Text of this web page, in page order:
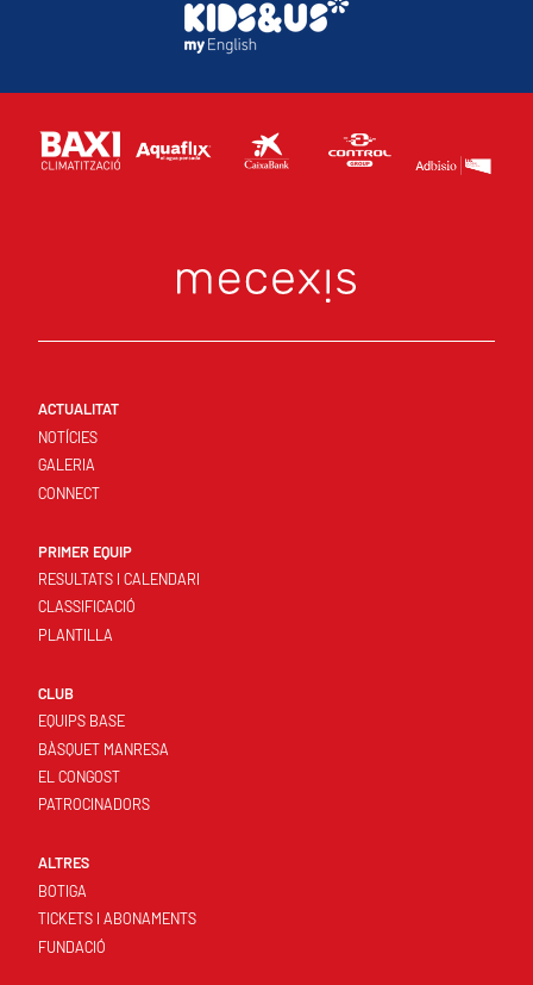
ACTUALITAT
NOTÍCIES
GALERIA
CONNECT
PRIMER EQUIP
RESULTATS I CALENDARI
CLASSIFICACIÓ
PLANTILLA
CLUB
EQUIPS BASE
BÀSQUET MANRESA
EL CONGOST
PATROCINADORS
ALTRES
BOTIGA
TICKETS I ABONAMENTS
FUNDACIÓ